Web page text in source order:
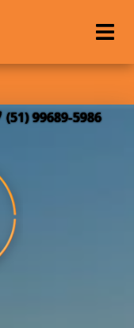
(51) 99689-5986